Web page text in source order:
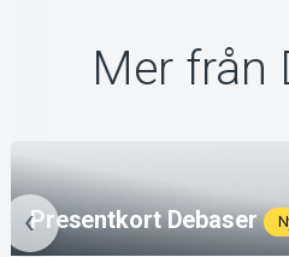
Mer från
Presentkort Debaser